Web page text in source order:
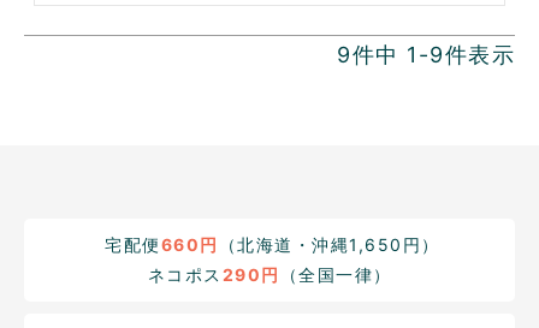
9件中 1 -9件表示
宅配便660円
（北海道・沖縄1,650円）
ネコポス 290円 （全国一律）